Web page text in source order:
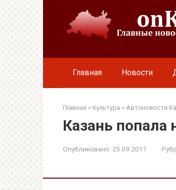
Главная Новости
Главная » Культура » Автоновости
Казань попала
Опубликовано: 25.09.2011